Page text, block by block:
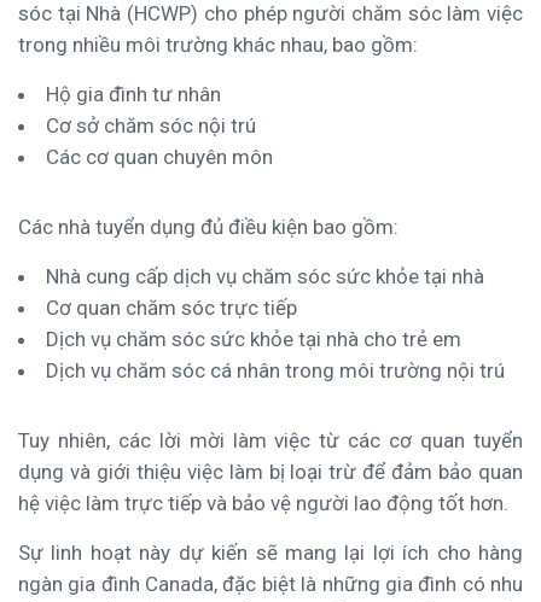
sóc tại Nhà (HCWP) cho phép người chăm sóc làm việc
trong nhiều môi trường khác nhau, bao gồm:
Hộ gia đình tư nhân
Cơ sở chăm sóc nội trú
Các cơ quan chuyên môn
Các nhà tuyển dụng đủ điều kiện bao gồm:
Nhà cung cấp dịch vụ chăm sóc sức khỏe tại nhà
Cơ quan chăm sóc trực tiếp
Dịch vụ chăm sóc sức khỏe tại nhà cho trẻ em
Dịch vụ chăm sóc cá nhân trong môi trường nội trú
Tuy nhiên, các lời mời làm việc từ các cơ quan tuyển
dụng và giới thiệu việc làm bị loại trừ để đảm bảo quan
hệ việc làm trực tiếp và bảo vệ người lao động tốt hơn.
Sự linh hoạt này dự kiến sẽ mang lại lợi ích cho hàng
ngàn gia đình Canada, đặc biệt là những gia đình có nhu